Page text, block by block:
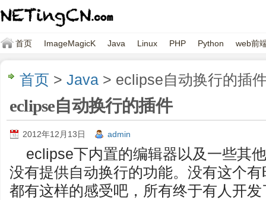
首页 ImageMagicK Java Linux PHP Python web前
首页 > Java > eclipse自动换行的插
eclipse自动换行的插件
2012年12月13日 admin
eclipse下内置的编辑器以及一些其
没有提供自动换行的功能。没有这个
都有这样的感受吧，所有终于有人开